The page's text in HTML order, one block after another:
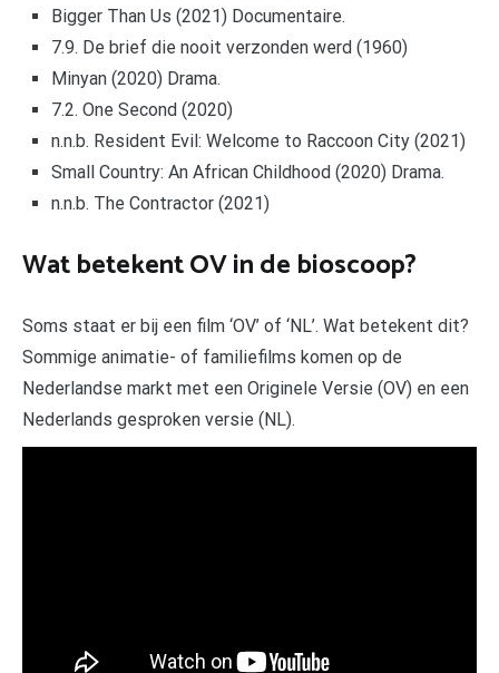
Bigger Than Us (2021) Documentaire.
7.9. De brief die nooit verzonden werd (1960)
Minyan (2020) Drama.
7.2. One Second (2020)
n.n.b. Resident Evil: Welcome to Raccoon City (2021)
Small Country: An African Childhood (2020) Drama.
n.n.b. The Contractor (2021)
Wat betekent OV in de bioscoop?
Soms staat er bij een film ‘OV’ of ‘NL’. Wat betekent dit?
Sommige animatie- of familiefilms komen op de
Nederlandse markt met een Originele Versie (OV) en een
Nederlands gesproken versie (NL).